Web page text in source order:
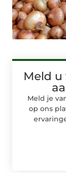
Meld u
Meld je
op ons